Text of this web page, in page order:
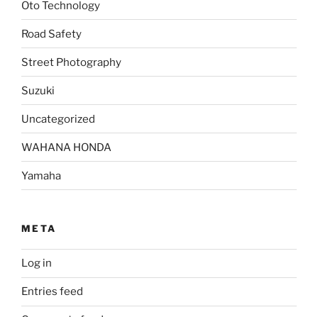
Oto Technology
Road Safety
Street Photography
Suzuki
Uncategorized
WAHANA HONDA
Yamaha
META
Log in
Entries feed